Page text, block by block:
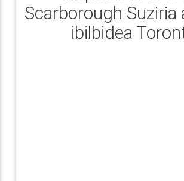
Scarborough Suziria
ibilbidea